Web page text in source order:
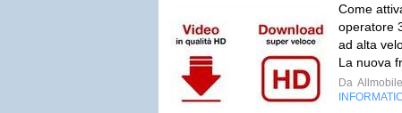
Come
operatore
ad alta
La nuova
Da